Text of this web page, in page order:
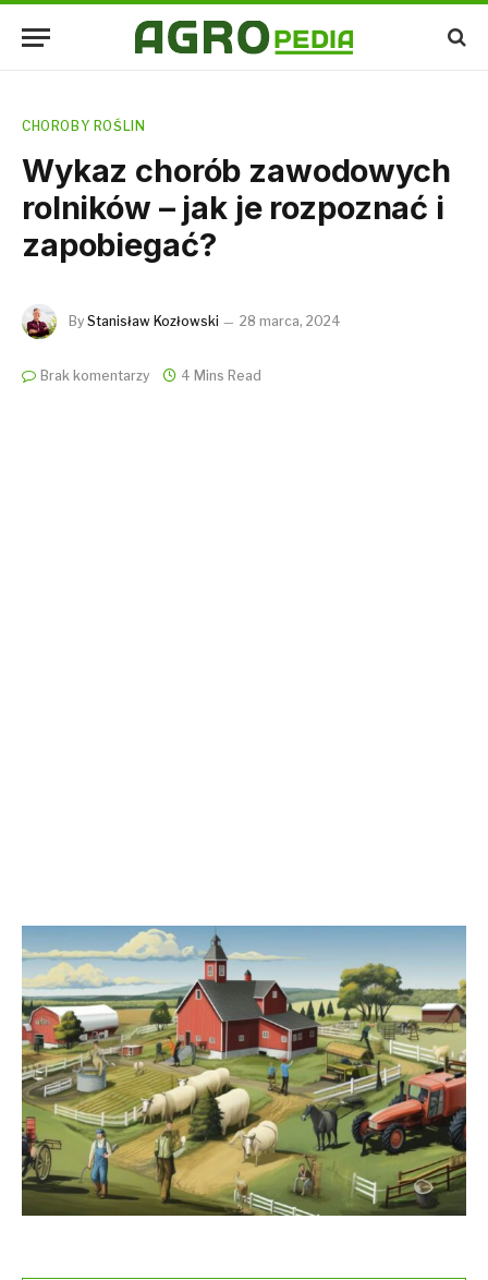
CHOROBY ROŚLIN
Wykaz chorób zawodowych
rolników – jak je rozpoznać i
zapobiegać?
By Stanisław Kozłowski 28 marca, 2024
Brak komentarzy 4 Mins Read